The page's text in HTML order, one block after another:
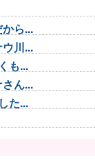
ら...
川...
も...
ん...
た...